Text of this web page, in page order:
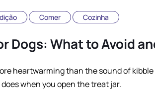
Comer Cozinha
Dogs: What to Avoid
heartwarming than the sound of
when you open the treat jar.